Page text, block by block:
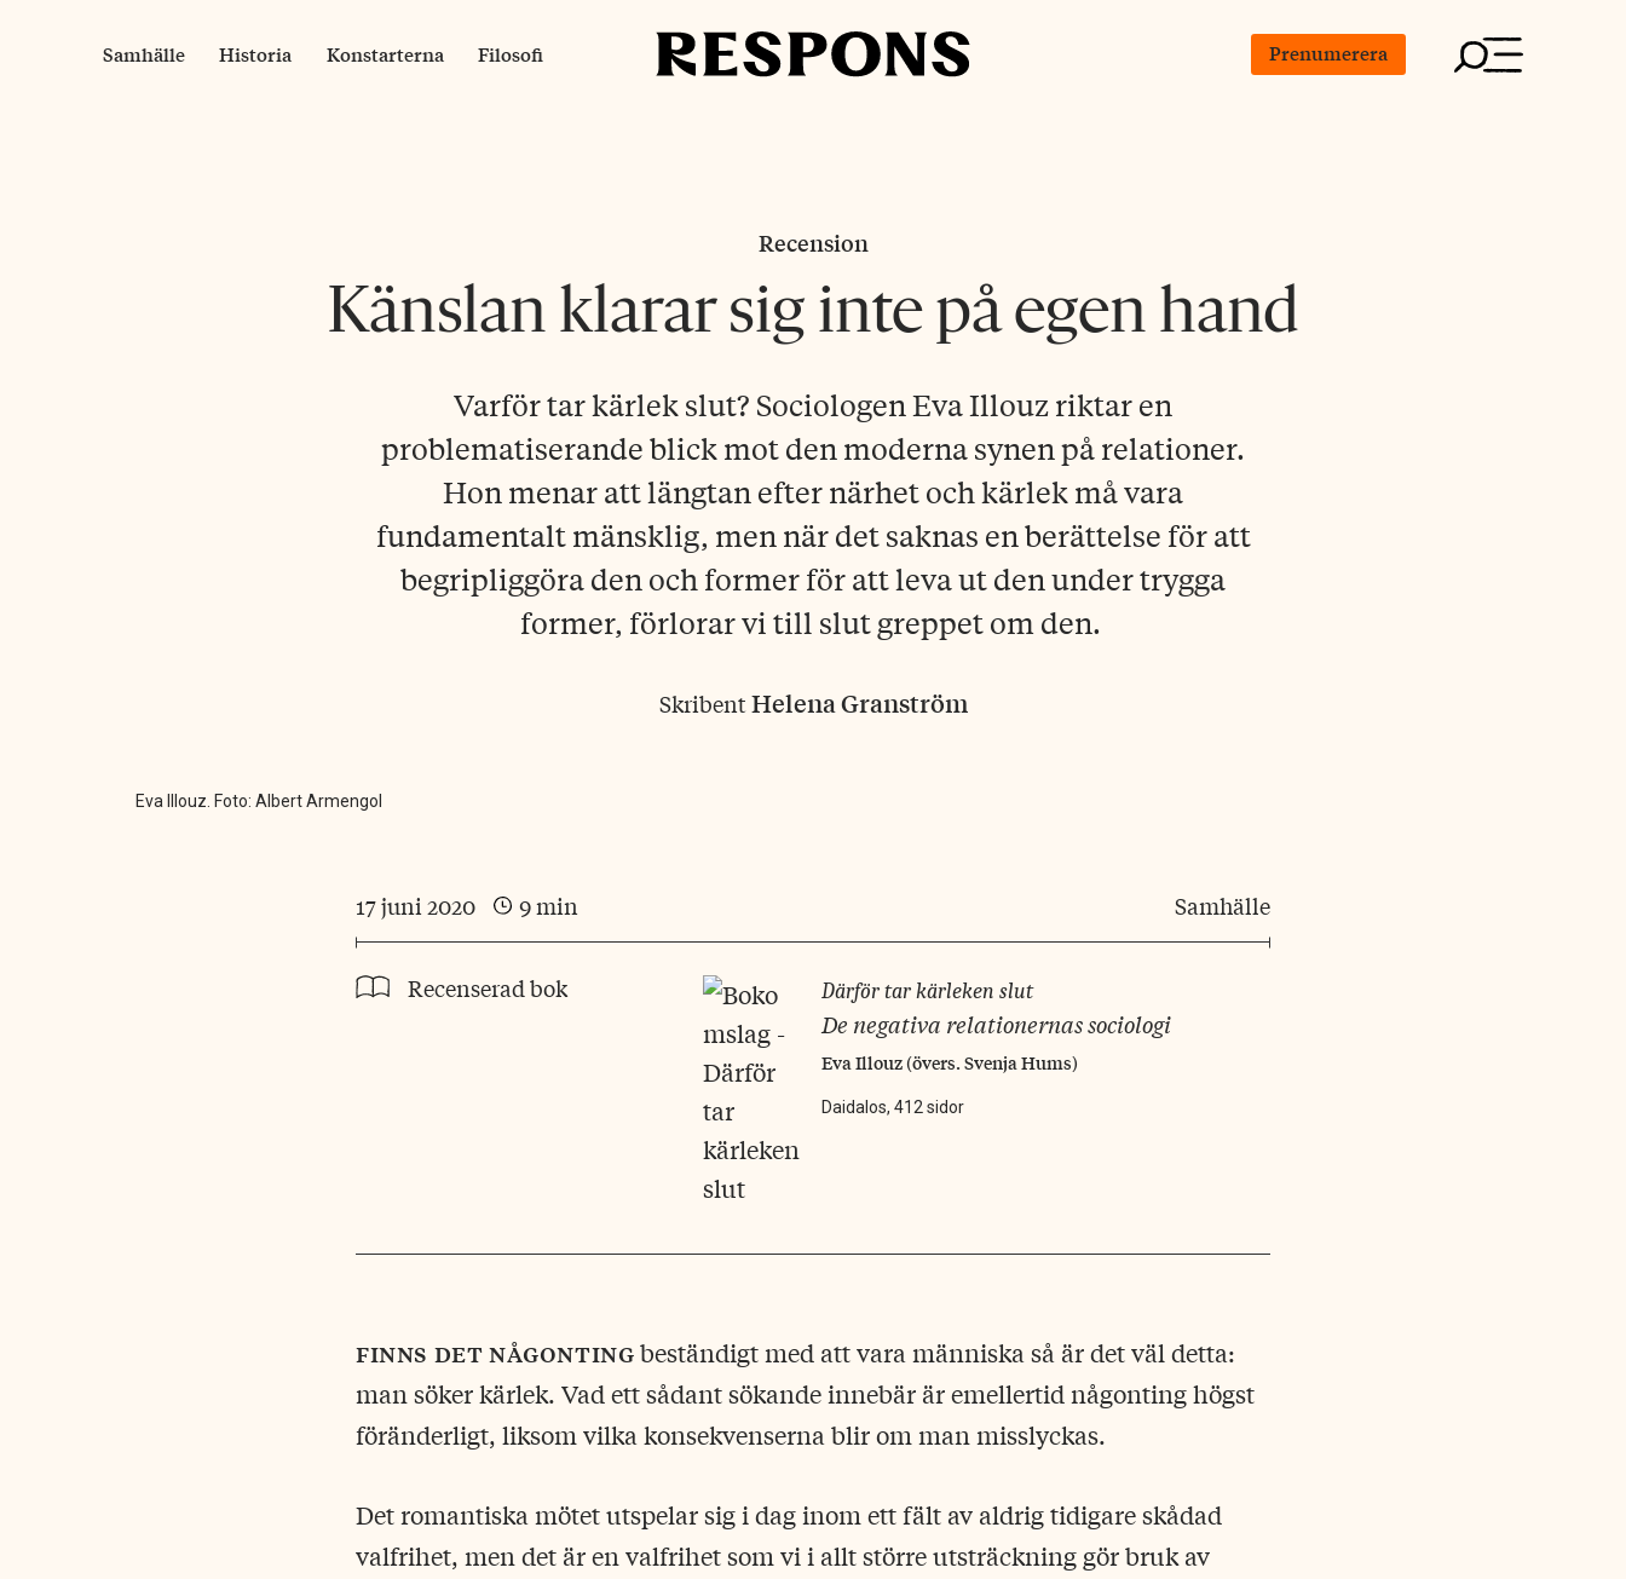
Samhälle Historia Konstarterna Filosofi Prenumerera
Recension
Känslan klarar sig inte på egen hand
Varför tar kärlek slut? Sociologen Eva Illouz riktar en
problematiserande blick mot den moderna synen på relationer.
Hon menar att längtan efter närhet och kärlek må vara
fundamentalt mänsklig, men när det saknas en berättelse för att
begripliggöra den och former för att leva ut den under trygga
former, förlorar vi till slut greppet om den.
SkribentHelena Granström
Eva Illouz. Foto: Albert Armengol
17 juni 2020 9 min Samhälle
Recenserad bok Därför tar kärleken slut
De negativa relationernas sociologi
Eva Illouz (övers. Svenja Hums)
Daidalos, 412 sidor
finns det någontingbeständigt med att vara människa så är det väl detta:
man söker kärlek. Vad ett sådant sökande innebär är emellertid någonting högst
föränderligt, liksom vilka konsekvenserna blir om man misslyckas.
Det romantiska mötet utspelar sig i dag inom ett fält av aldrig tidigare skådad
valfrihet, men det är en valfrihet som vi i allt större utsträckning gör bruk av